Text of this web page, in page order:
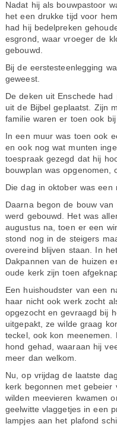
Nadat hij als bouwpastoor
het een drukke tijd voor
had hij bedelpreken
esgrond, waar vroeger de
gebouwd.
Bij de eerstesteenlegging
geweest.
De deken uit Enschede
uit de Bijbel geplaatst. Zijn
familie waren er toen ook
In een muur was toen ook
en ook nog wat munten
toespraak gezegd dat hij
bouwplan was
Die dag in oktober was een
Daarna begon de bouw
werd gebouwd. Het was
augustus na, toen er een
stond nog in de steigers
overeind blijven staan. In
Dakpannen van de huizen
oude kerk zijn toen
Een huishoudster van een
haar nicht ook werk zocht
opgezocht en gevraagd bij
uitgepakt, ze wilde graag
teckel, ook kon
hond gehad, waaraan hij
meer dan welkom.
Nu, op vrijdag de laatste
kerk begonnen met
wilden meevieren kwamen
geelwitte vlaggetjes in een
lampjes aan het plafond